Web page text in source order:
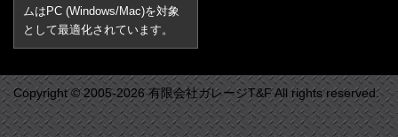
ムはPC (Windows/Mac)を対象
として最適化されています。
Copyright © 2005-2026 有限会社ガレージT&F All rights reserved.